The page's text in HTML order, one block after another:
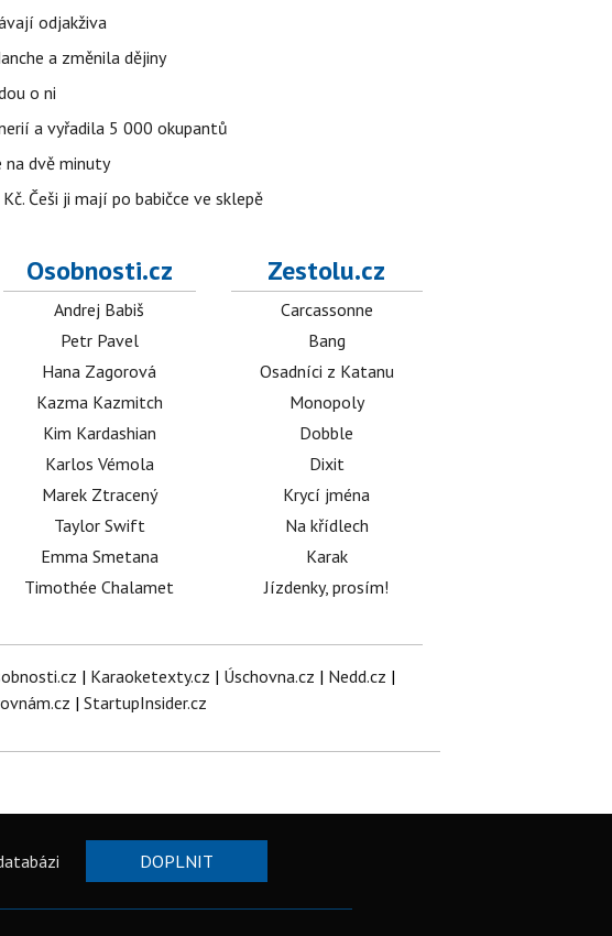
odjakživa
a změnila dějiny
o ni
a vyřadila 5 000 okupantů
dvě minuty
Češi ji mají po babičce ve sklepě
Osobnosti.cz
Andrej Babiš
Petr Pavel
Hana Zagorová
Kazma Kazmitch
Kim Kardashian
Karlos Vémola
Marek Ztracený
Taylor Swift
Emma Smetana
Timothée Chalamet
Zestolu.cz
Carcassonne
Bang
Osadníci z Katanu
Monopoly
Dobble
Dixit
Krycí jména
Na křídlech
Karak
Jízdenky, prosím!
| Karaoketexty.cz | Úschovna.cz | Nedd.cz |
| StartupInsider.cz
DOPLNIT